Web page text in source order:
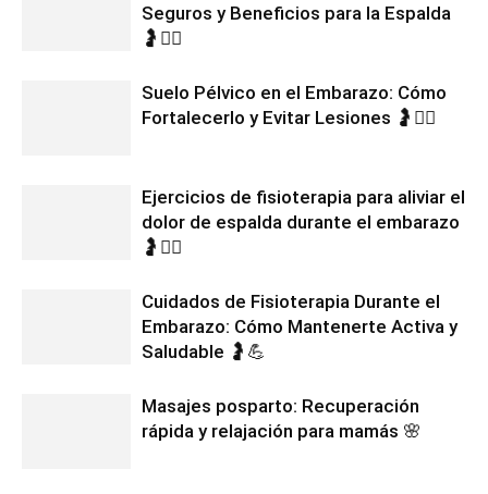
Seguros y Beneficios para la Espalda
🤰💆‍♀️
Suelo Pélvico en el Embarazo: Cómo
Fortalecerlo y Evitar Lesiones 🤰🧘‍♀️
Ejercicios de fisioterapia para aliviar el
dolor de espalda durante el embarazo
🤰🧘‍♀️
Cuidados de Fisioterapia Durante el
Embarazo: Cómo Mantenerte Activa y
Saludable 🤰💪
Masajes posparto: Recuperación
rápida y relajación para mamás 🌸